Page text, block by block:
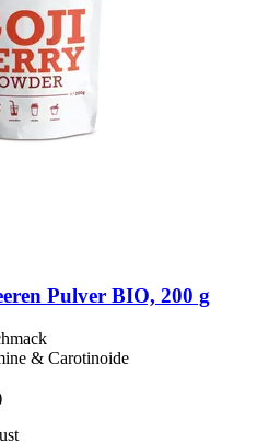
Pulver BIO, 200 g
& Carotinoide